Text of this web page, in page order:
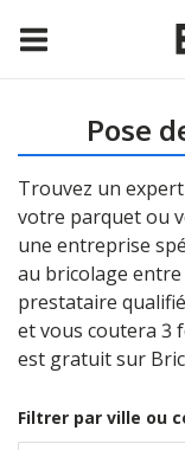
Pose
Trouvez un
votre parquet ou
une entreprise
au bricolage
prestataire
et vous coutera 3
est gratuit sur
Filtrer par ville ou